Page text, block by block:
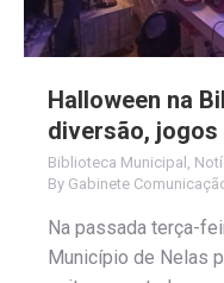
Halloween na
diversão, jogos
Biblioteca Municipal
By Gabinete
Na passada terça-
Município de Nelas